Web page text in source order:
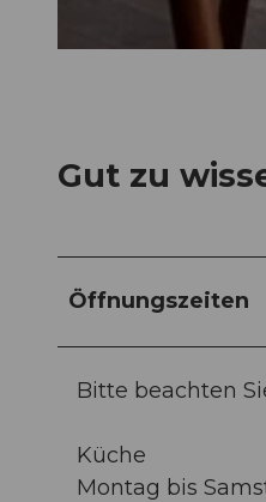
Gut zu
Öffnungszeiten
Bitte beachten
Küche
Montag bis